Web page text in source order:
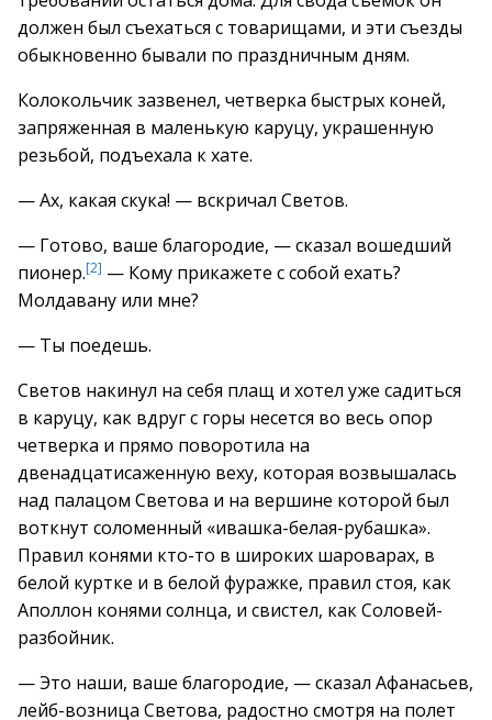
должен был съехаться с товарищами, и эти съезды
обыкновенно бывали по праздничным дням.
Колокольчик зазвенел, четверка быстрых коней,
запряженная в маленькую каруцу, украшенную
резьбой, подъехала к хате.
— Ах, какая скука! — вскричал Светов.
— Готово, ваше благородие, — сказал вошедший
пионер.[2] — Кому прикажете с собой ехать?
Молдавану или мне?
— Ты поедешь.
Светов накинул на себя плащ и хотел уже садиться
в каруцу, как вдруг с горы несется во весь опор
четверка и прямо поворотила на
двенадцатисаженную веху, которая возвышалась
над палацом Светова и на вершине которой был
воткнут соломенный «ивашка-белая-рубашка».
Правил конями кто-то в широких шароварах, в
белой куртке и в белой фуражке, правил стоя, как
Аполлон конями солнца, и свистел, как Соловей-
разбойник.
— Это наши, ваше благородие, — сказал Афанасьев,
лейб-возница Светова, радостно смотря на полет